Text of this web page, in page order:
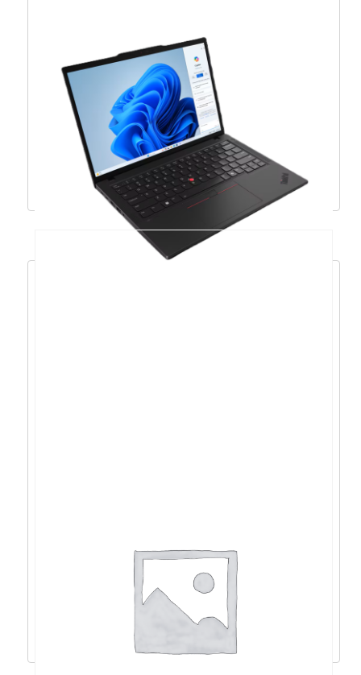
Acer Swift 3 R7-
5700U/16GB/1TB/14″FHD/DOS –
NX.AB1EX.00Z
889,14€ 800,23€
Dodaj u košaricu
U7/16GB/512GB/14’WUXGA/W11P –
21ML0033SC
2.150,90 1.935,81